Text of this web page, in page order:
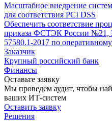
Масштабное внедрение
для соответствия PCI DSS
Обеспечить соответствие
приказа ФСТЭК России
57580.1-2017 по
Заказчик
Крупный российский банк
Финансы
Оставьте заявку
Мы проведем аудит, чтобы
ваших ИТ-систем
Оставить заявку
Решения